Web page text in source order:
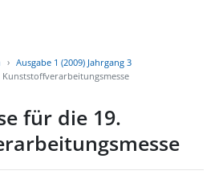
Ausgabe 1 (2009) Jahrgang 3
für die 19.